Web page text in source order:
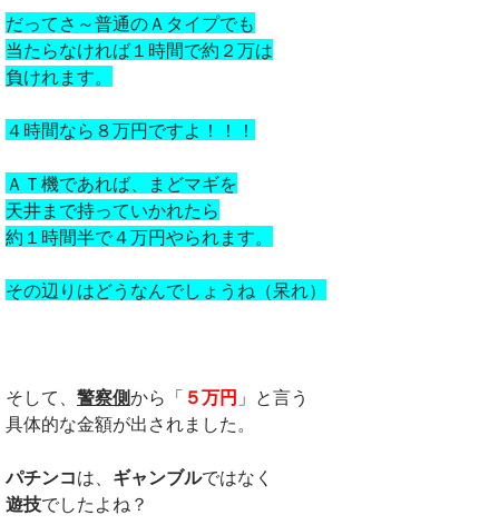
だってさ～普通のＡタイプでも
当たらなければ１時間で約２万は
負けれます。
４時間なら８万円ですよ！！！
ＡＴ機であれば、まどマギを
天井まで持っていかれたら
約１時間半で４万円やられます。
その辺りはどうなんでしょうね（呆れ）
そして、 警察側から「 ５万円 」と言う
具体的な金額が出されました。
パチンコは、 ギャンブルではなく
遊技でしたよね？